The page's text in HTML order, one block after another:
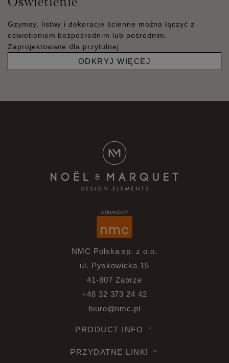
Gzymsy, listwy i dekoracje ścienne można łączyć z
oświetleniem bezpośrednim lub pośrednim.
Zaprojektowane dla przytulnej
ODKRYJ WIĘCEJ
NMC Polska sp. z o.o.
ul. Pyskowicka 15
41-807 Zabrze
+48 32 373 24 42
biuro@nmc.pl
PRODUCT INFO
PRZYDATNE LINKI